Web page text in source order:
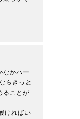
なかハー
らきっと
ることが
ければい